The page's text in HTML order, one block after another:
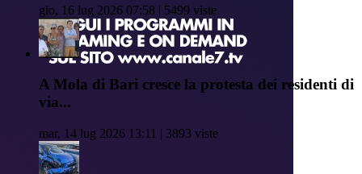
gio, 16 lug 2026 07:58 | 5499 viste
A Mola di Bari cresce la protesta dei residenti di
via...
mar, 14 lug 2026 13:11 | 3893 viste